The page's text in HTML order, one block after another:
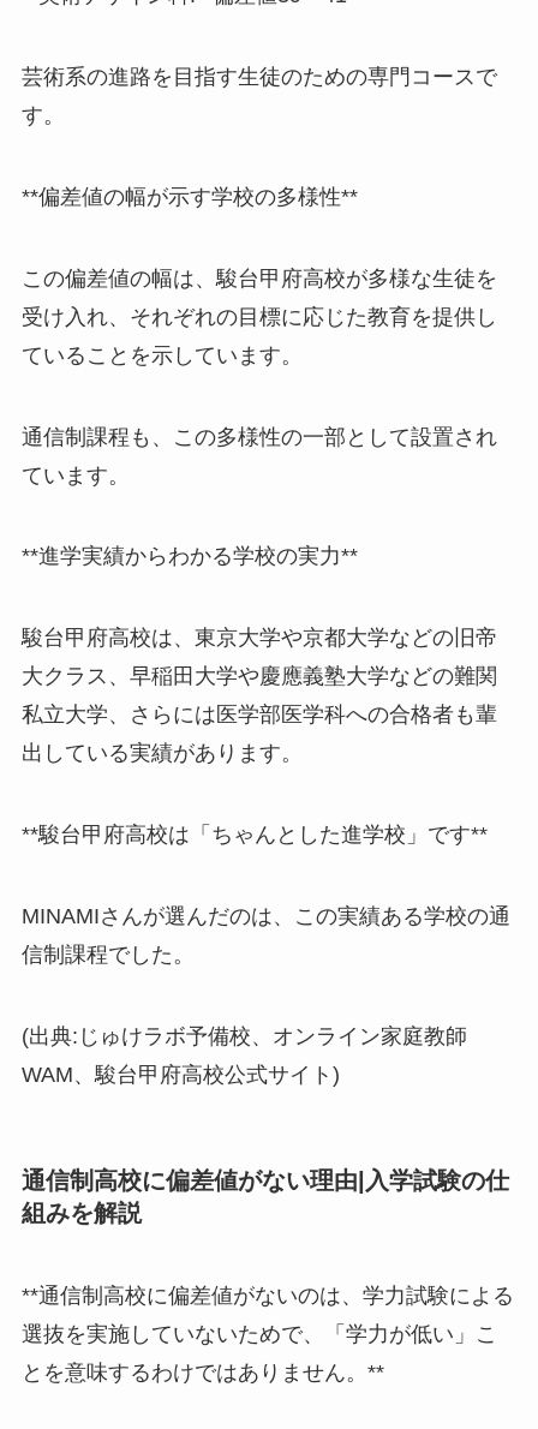
芸術系の進路を目指す生徒のための専門コースで
す。
**偏差値の幅が示す学校の多様性**
この偏差値の幅は、駿台甲府高校が多様な生徒を
受け入れ、それぞれの目標に応じた教育を提供し
ていることを示しています。
通信制課程も、この多様性の一部として設置され
ています。
**進学実績からわかる学校の実力**
駿台甲府高校は、東京大学や京都大学などの旧帝
大クラス、早稲田大学や慶應義塾大学などの難関
私立大学、さらには医学部医学科への合格者も輩
出している実績があります。
**駿台甲府高校は「ちゃんとした進学校」です**
MINAMIさんが選んだのは、この実績ある学校の通
信制課程でした。
(出典:じゅけラボ予備校、オンライン家庭教師
WAM、駿台甲府高校公式サイト)
通信制高校に偏差値がない理由|入学試験の仕
組みを解説
**通信制高校に偏差値がないのは、学力試験による
選抜を実施していないためで、「学力が低い」こ
とを意味するわけではありません。**